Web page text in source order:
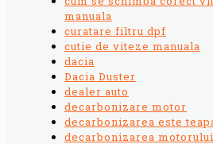
manuala
curatare filtru dpf
cutie de viteze manuala
dacia
Dacia Duster
dealer auto
decarbonizare motor
decarbonizarea este
decarbonizarea motorului